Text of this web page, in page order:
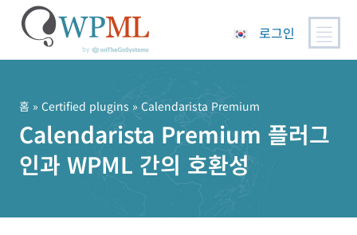
로그인
홈 » Certified plugins » Calendarista Premium
Calendarista Premium 플러그
인과 WPML 간의 호환성